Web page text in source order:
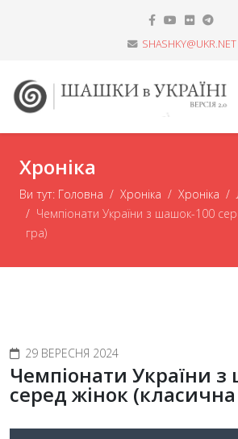
SHASHKY@UKR.NET
Хроніка
Ви тут: Головна Хроніка Хроніка
Чемпіонати України з шашок-100
гра)
29 ВЕРЕСНЯ 2024
Чемпіонати України
серед жінок (класична